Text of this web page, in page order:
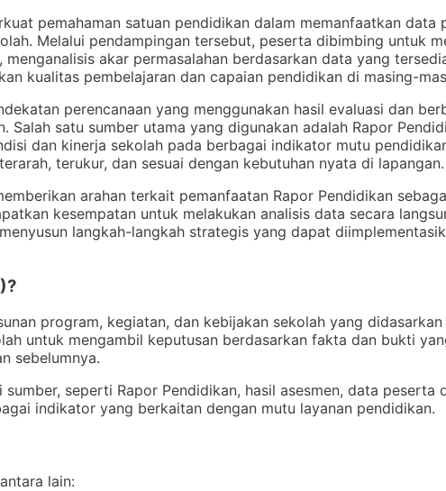
pemahaman satuan pendidikan dalam memanfaatkan data
Melalui pendampingan tersebut, peserta dibimbing untuk
akar permasalahan berdasarkan data yang
kualitas pembelajaran dan capaian pendidikan di masing-
perencanaan yang menggunakan hasil evaluasi dan
Salah satu sumber utama yang digunakan adalah Rapor
dan kinerja sekolah pada berbagai indikator mutu
terukur, dan sesuai dengan kebutuhan nyata di lapangan.
arahan terkait pemanfaatan Rapor Pendidikan
kesempatan untuk melakukan analisis data secara
langkah-langkah strategis yang dapat
program, kegiatan, dan kebijakan sekolah yang
untuk mengambil keputusan berdasarkan fakta dan bukti
sebelumnya.
seperti Rapor Pendidikan, hasil asesmen, data peserta
indikator yang berkaitan dengan mutu layanan pendidikan.
lain: